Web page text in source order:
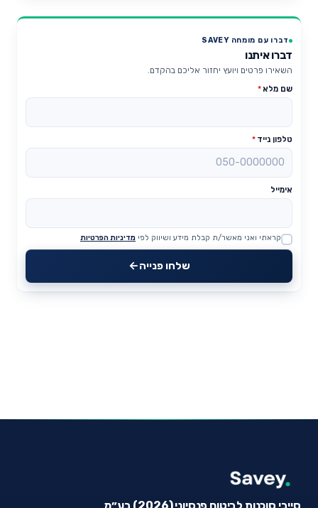
דברו עם מומחה SAVEY
דברו איתנו
השאירו פרטים ויועץ יחזור אליכם בהקדם.
שם מלא*
טלפון נייד *
אימייל
Website
קראתי ואני מאשר/ת קבלת מידע ושיווק לפי מדיניות הפרטיות
שלחו פנייה
סייבי סוכנות לביטוח פנסיוני (2026) בע״מ